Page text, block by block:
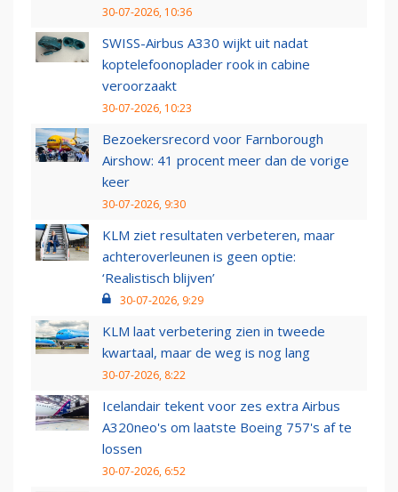
30-07-2026, 10:36
SWISS-Airbus A330 wijkt uit nadat
koptelefoonoplader rook in cabine
veroorzaakt
30-07-2026, 10:23
Bezoekersrecord voor Farnborough
Airshow: 41 procent meer dan de vorige
keer
30-07-2026, 9:30
KLM ziet resultaten verbeteren, maar
achteroverleunen is geen optie:
‘Realistisch blijven’
30-07-2026, 9:29
KLM laat verbetering zien in tweede
kwartaal, maar de weg is nog lang
30-07-2026, 8:22
Icelandair tekent voor zes extra Airbus
A320neo's om laatste Boeing 757's af te
lossen
30-07-2026, 6:52